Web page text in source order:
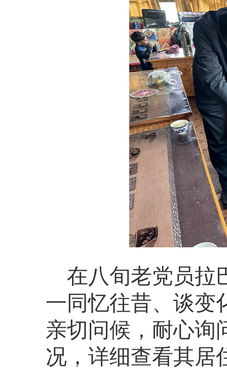
在八旬老党员拉
一同忆往昔、谈变
亲切问候，耐心询
况，详细查看其居